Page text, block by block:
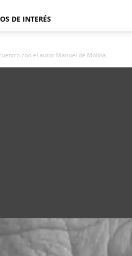
DE INTERÉS
con el autor Manuel de Molina